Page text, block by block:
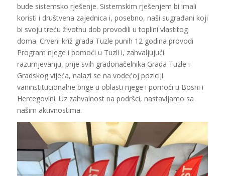
bude sistemsko rješenje. Sistemskim rješenjem bi imali
koristi i društvena zajednica i, posebno, naši sugrađani koji
bi svoju treću životnu dob provodili u toplini vlastitog
doma. Crveni križ grada Tuzle punih 12 godina provodi
Program njege i pomoći u Tuzli i, zahvaljujući
razumjevanju, prije svih gradonačelnika Grada Tuzle i
Gradskog vijeća, nalazi se na vodećoj poziciji
vaninstitucionalne brige u oblasti njege i pomoći u Bosni i
Hercegovini. Uz zahvalnost na podršci, nastavljamo sa
našim aktivnostima.